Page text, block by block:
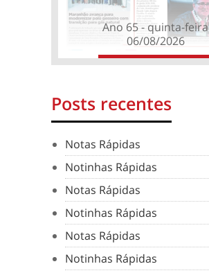
Ano 65 - quinta-feira
06/08/2026
Posts recentes
Notas Rápidas
Notinhas Rápidas
Notas Rápidas
Notinhas Rápidas
Notas Rápidas
Notinhas Rápidas